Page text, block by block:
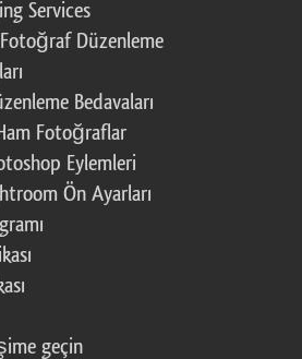
Services
Fotoğraf Düzenleme
Bedavaları
Fotoğraflar
Eylemleri
Ön Ayarları
geçin